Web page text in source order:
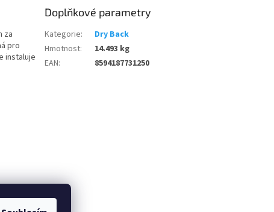
za
pro
instaluje
Doplňkové parametry
Kategorie:
Dry Back
Hmotnost:
14.493 kg
EAN: 8594187731250